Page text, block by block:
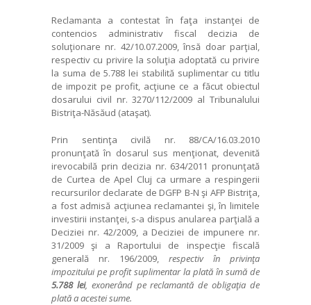
Reclamanta a contestat în faţa instanţei de
contencios administrativ fiscal decizia de
soluţionare nr. 42/10.07.2009, însă doar parţial,
respectiv cu privire la soluţia adoptată cu privire
la suma de 5.788 lei stabilită suplimentar cu titlu
de impozit pe profit, acţiune ce a făcut obiectul
dosarului civil nr. 3270/112/2009 al Tribunalului
Bistriţa-Năsăud (ataşat).
Prin sentinţa civilă nr. 88/CA/16.03.2010
pronunţată în dosarul sus menţionat, devenită
irevocabilă prin decizia nr. 634/2011 pronunţată
de Curtea de Apel Cluj ca urmare a respingerii
recursurilor declarate de DGFP B-N şi AFP Bistriţa,
a fost admisă acţiunea reclamantei şi, în limitele
investirii instanţei, s-a dispus anularea parţială a
Deciziei nr. 42/2009, a Deciziei de impunere nr.
31/2009 şi a Raportului de inspecţie fiscală
generală nr. 196/2009, respectiv în privinţa
impozitului pe profit suplimentar la plată în sumă de
5.788 lei, exonerând pe reclamantăde obligaţia de
platăa acestei sume.